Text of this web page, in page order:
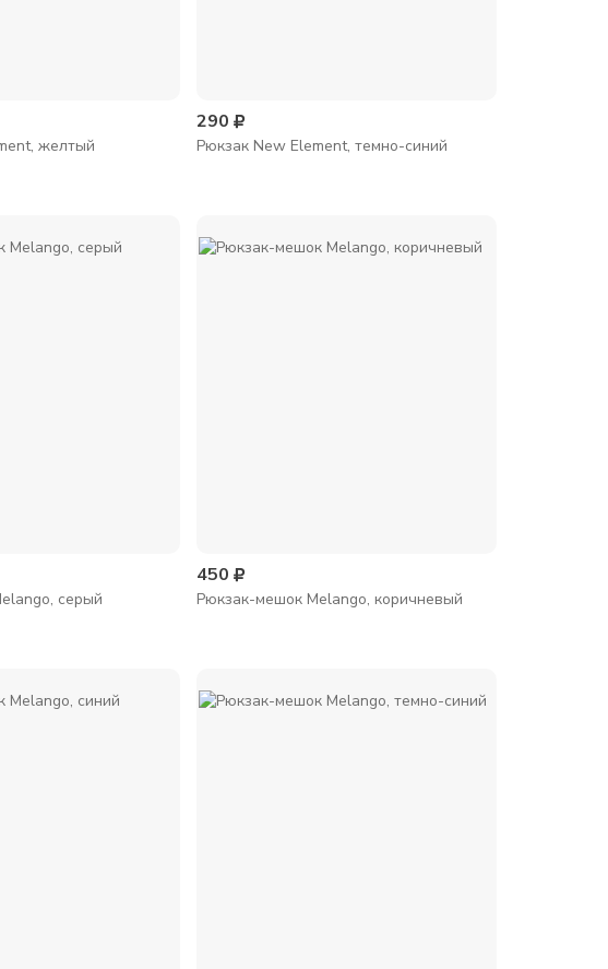
желтый
290
Рюкзак New Element, темно-синий
серый
450
Рюкзак-мешок Melango, коричневый